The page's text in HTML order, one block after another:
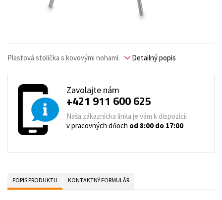
Plastová stolička s kovovými nohami. Detailný popis
Zavolajte nám
+421 911 600 625
Naša zákaznícka linka je vám k dispozícii
v pracovných dňoch od 8:00 do 17:00
POPIS PRODUKTU KONTAKTNÝ FORMULÁR